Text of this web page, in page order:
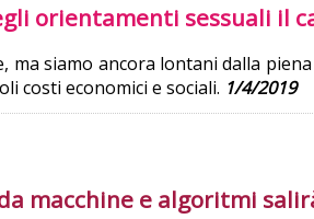
orientamenti sessuali il
ma siamo ancora lontani dalla
costi economici e sociali. 1/4/2019
macchine e algoritmi